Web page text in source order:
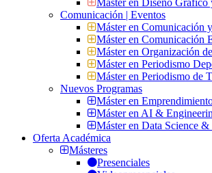
Máster en Diseño
Comunicación | Eventos
Máster en Comunicación
Máster en
Máster en Organización
Máster en Periodismo
Máster en Periodismo de
Nuevos Programas
Máster en
Máster en AI &
Máster en Data Science
Oferta Académica
Másteres
Presenciales